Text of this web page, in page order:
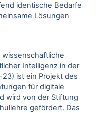
identische Bedarfe
Lösungen
wissenschaftliche
Intelligenz in der
23) ist ein Projekt des
für digitale
wird von der Stiftung
gefördert. Das